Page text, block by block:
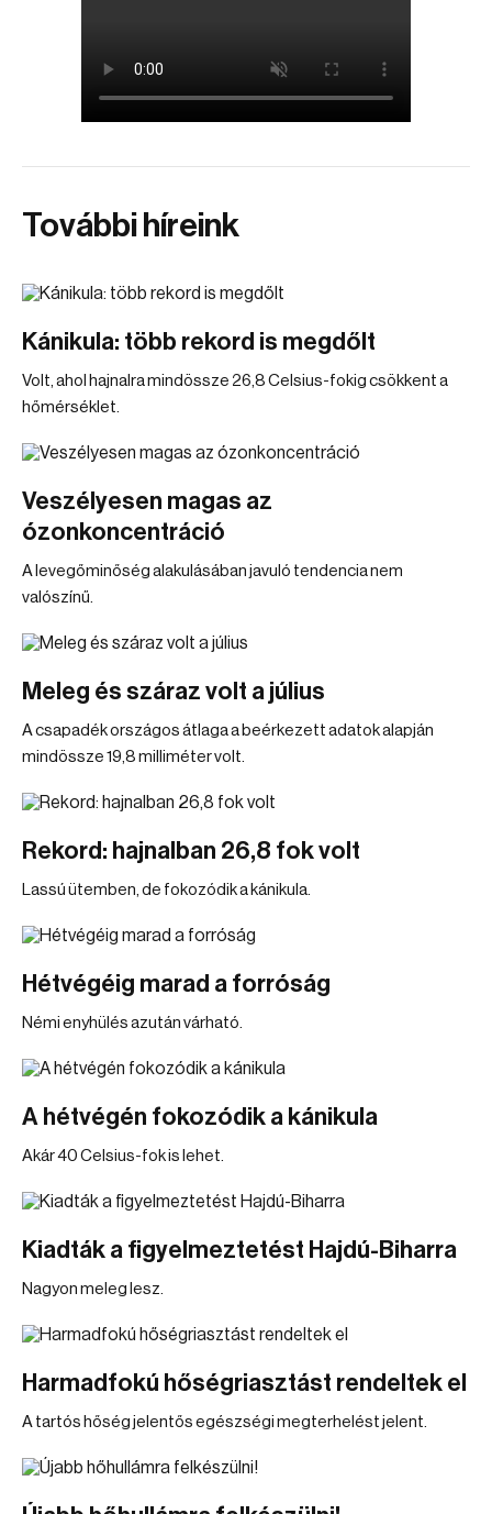
További híreink
Kánikula: több rekord is megdőlt
Volt, ahol hajnalra mindössze 26,8 Celsius-fokig csökkent a
hőmérséklet.
Veszélyesen magas az
ózonkoncentráció
A levegőminőség alakulásában javuló tendencia nem
valószínű.
Meleg és száraz volt a július
A csapadék országos átlaga a beérkezett adatok alapján
mindössze 19,8 milliméter volt.
Rekord: hajnalban 26,8 fok volt
Lassú ütemben, de fokozódik a kánikula.
Hétvégéig marad a forróság
Némi enyhülés azután várható.
A hétvégén fokozódik a kánikula
Akár 40 Celsius-fok is lehet.
Kiadták a figyelmeztetést Hajdú-Biharra
Nagyon meleg lesz.
Harmadfokú hőségriasztást rendeltek el
A tartós hőség jelentős egészségi megterhelést jelent.